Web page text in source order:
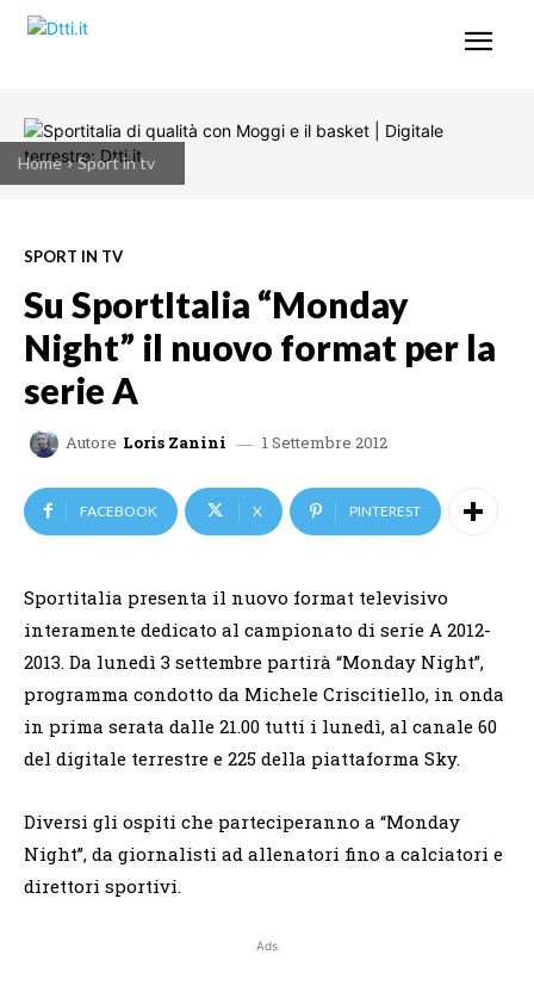
Home Sport in tv
SPORT IN TV
Su SportItalia “Monday
Night” il nuovo format per la
serie A
Autore Loris Zanini 1 Settembre 2012
FACEBOOK X PINTEREST
Sportitalia presenta il nuovo format televisivo
interamente dedicato al campionato di serie A 2012-
2013. Da lunedì 3 settembre partirà “Monday Night”,
programma condotto da Michele Criscitiello, in onda
in prima serata dalle 21.00 tutti i lunedì, al canale 60
del digitale terrestre e 225 della piattaforma Sky.
Diversi gli ospiti che parteciperanno a “Monday
Night”, da giornalisti ad allenatori fino a calciatori e
direttori sportivi.
Ads